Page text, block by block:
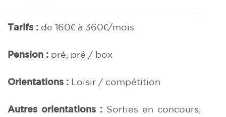
Tarifs : de 160€ à 360€/mois
Pension : pré, pré / box
Orientations : Loisir / compétition
Autres orientations : Sorties en concours,